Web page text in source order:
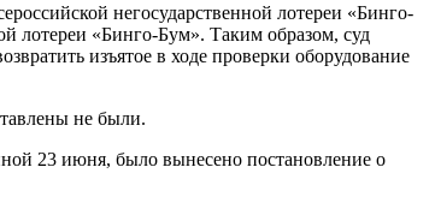
негосударственной лотереи «Бинго-
лотереи «Бинго-Бум». Таким образом, суд
изъятое в ходе проверки оборудование
не были.
23 июня, было вынесено постановление о